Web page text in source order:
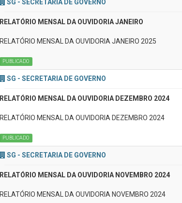
SG - SECRETARIA DE GOVERNO
RELATÓRIO MENSAL DA OUVIDORIA JANEIRO
RELATÓRIO MENSAL DA OUVIDORIA JANEIRO 2025
PUBLICADO
SG - SECRETARIA DE GOVERNO
RELATÓRIO MENSAL DA OUVIDORIA DEZEMBRO 2024
RELATÓRIO MENSAL DA OUVIDORIA DEZEMBRO 2024
PUBLICADO
SG - SECRETARIA DE GOVERNO
RELATÓRIO MENSAL DA OUVIDORIA NOVEMBRO 2024
RELATÓRIO MENSAL DA OUVIDORIA NOVEMBRO 2024